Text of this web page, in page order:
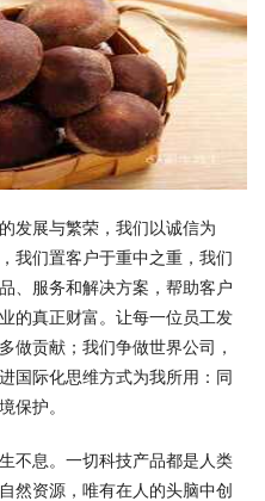
发展与繁荣，我们以诚信为
我们置客户于重中之重，我们
、服务和解决方案，帮助客户
的真正财富。让每一位员工发
做贡献；我们争做世界公司，
国际化思维方式为我所用：同
保护。
不息。一切科技产品都是人类
然资源，唯有在人的头脑中创